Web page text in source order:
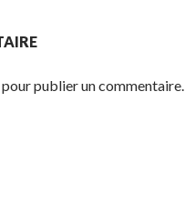
pour publier un commentaire.